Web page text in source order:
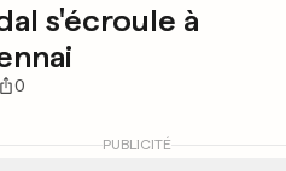
s'écroule à
0
PUBLICITÉ